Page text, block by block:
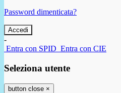
Password dimenticata?
-
Entra con SPID Entra con CIE
Seleziona utente
button close ×